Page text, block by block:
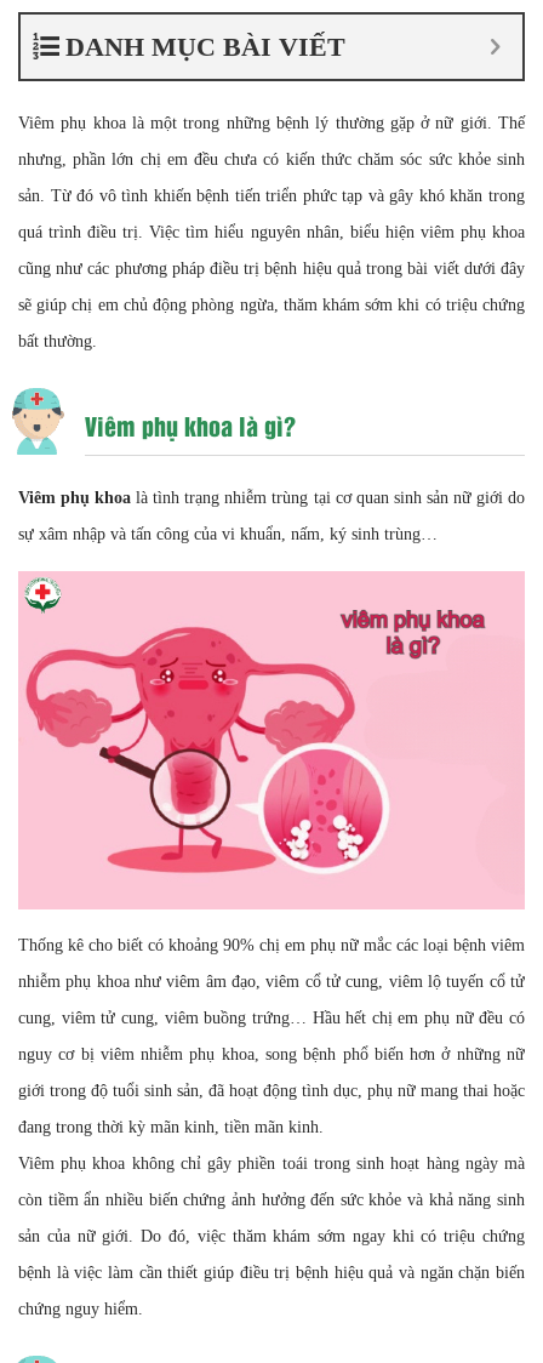
DANH MỤC BÀI VIẾT
Viêm phụ khoa là một trong những bệnh lý thường gặp ở nữ giới. Thế
nhưng, phần lớn chị em đều chưa có kiến thức chăm sóc sức khỏe sinh
sản. Từ đó vô tình khiến bệnh tiến triển phức tạp và gây khó khăn trong
quá trình điều trị. Việc tìm hiểu nguyên nhân, biểu hiện viêm phụ khoa
cũng như các phương pháp điều trị bệnh hiệu quả trong bài viết dưới đây
sẽ giúp chị em chủ động phòng ngừa, thăm khám sớm khi có triệu chứng
bất thường.
Viêm phụ khoa là gì?
Viêm phụ khoa là tình trạng nhiễm trùng tại cơ quan sinh sản nữ giới do
sự xâm nhập và tấn công của vi khuẩn, nấm, ký sinh trùng…
Thống kê cho biết có khoảng 90% chị em phụ nữ mắc các loại bệnh viêm
nhiễm phụ khoa như viêm âm đạo, viêm cổ tử cung, viêm lộ tuyến cổ tử
cung, viêm tử cung, viêm buồng trứng… Hầu hết chị em phụ nữ đều có
nguy cơ bị viêm nhiễm phụ khoa, song bệnh phổ biến hơn ở những nữ
giới trong độ tuổi sinh sản, đã hoạt động tình dục, phụ nữ mang thai hoặc
đang trong thời kỳ mãn kinh, tiền mãn kinh.
Viêm phụ khoa không chỉ gây phiền toái trong sinh hoạt hàng ngày mà
còn tiềm ẩn nhiều biến chứng ảnh hưởng đến sức khỏe và khả năng sinh
sản của nữ giới. Do đó, việc thăm khám sớm ngay khi có triệu chứng
bệnh là việc làm cần thiết giúp điều trị bệnh hiệu quả và ngăn chặn biến
chứng nguy hiểm.